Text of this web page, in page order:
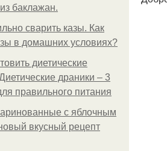
баклажан.
сварить казы. Как
в домашних условиях?
диетические
драники – 3
правильного питания
с яблочным
вкусный рецепт